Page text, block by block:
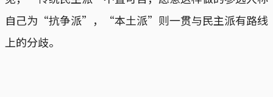
自己为“抗争派”，“本土派”则一贯与民主派有路线
上的分歧。